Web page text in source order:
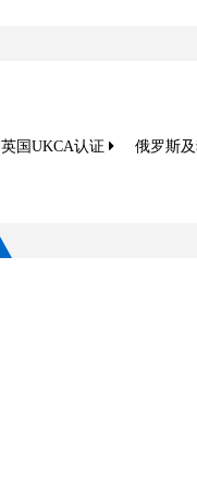
英国UKCA认证
俄罗斯